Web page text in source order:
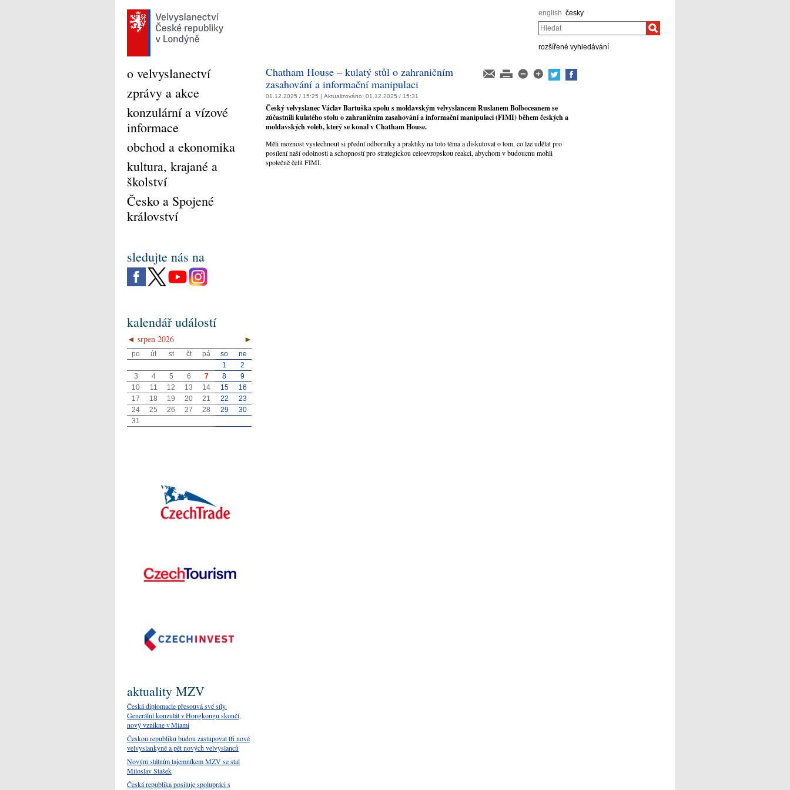
english česky
Hledat
rozšířené vyhledávání
Chatham House – kulatý stůl o zahraničním
zasahování a informační manipulaci
01.12.2025 / 15:25 | Aktualizováno: 01.12.2025 / 15:31
Český velvyslanec Václav Bartuška spolu s moldavským velvyslancem Ruslanem Bolboceanem se
zúčastnili kulatého stolu o zahraničním zasahování a informační manipulaci (FIMI) během českých a
moldavských voleb, který se konal v Chatham House.
Měli možnost vyslechnout si přední odborníky a praktiky na toto téma a diskutovat o tom, co lze udělat pro
posílení naší odolnosti a schopností pro strategickou celoevropskou reakci, abychom v budoucnu mohli
společně čelit FIMI.
o velvyslanectví
zprávy a akce
konzulární a vízové
informace
obchod a ekonomika
kultura, krajané a
školství
Česko a Spojené
království
sledujte nás na
kalendář událostí
◄ ►
srpen 2026
po út st čt pá so
ne
1
2
3
4 5 6 7 8
9
10
11 12 13 14 15
16
17
18 19 20 21 22
23
24
25 26 27 28 29
30
31
aktuality MZV
Česká diplomacie přesouvá své síly.
Generální konzulát v Hongkongu skončí,
nový vznikne v Miami
Českou republiku budou zastupovat tři nové
velvyslankyně a pět nových velvyslanců
Novým státním tajemníkem MZV se stal
Miloslav Stašek
Česká republika posiluje spolupráci s